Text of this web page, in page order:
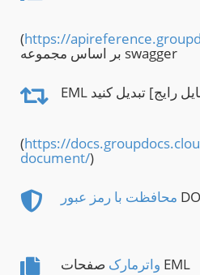
(https://
بر اساس مجموعه swagger
EML را در [همه قالب‌های فایل رایج] تبدیل کنید
(https://
document/)
محافظت با رمز عبور
واترمارک صفحات EML